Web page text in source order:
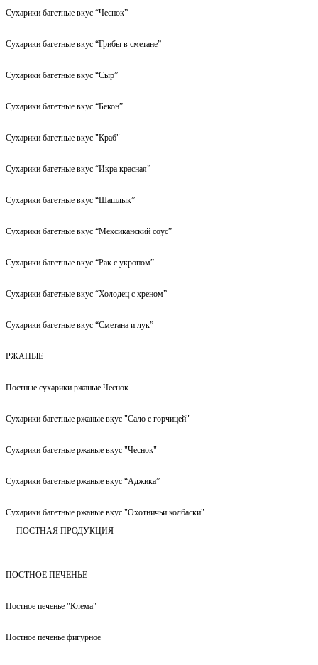
Сухарики багетные вкус “Чеснок”
Сухарики багетные вкус “Грибы в сметане”
Сухарики багетные вкус “Сыр”
Сухарики багетные вкус “Бекон”
Сухарики багетные вкус "Краб"
Сухарики багетные вкус “Икра красная”
Сухарики багетные вкус “Шашлык”
Сухарики багетные вкус “Мексиканский соус”
Сухарики багетные вкус “Рак с укропом”
Сухарики багетные вкус “Холодец с хреном”
Сухарики багетные вкус “Сметана и лук”
РЖАНЫЕ
Постные сухарики ржаные Чеснок
Сухарики багетные ржаные вкус "Сало с горчицей"
Сухарики багетные ржаные вкус "Чеснок"
Сухарики багетные ржаные вкус “Аджика”
Сухарики багетные ржаные вкус "Охотничьи колбаски"
ПОСТНАЯ ПРОДУКЦИЯ
ПОСТНОЕ ПЕЧЕНЬЕ
Постное печенье "Клема"
Постное печенье фигурное